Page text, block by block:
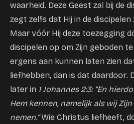
waarheid. Deze Geest zal bij de
zegt zelfs dat Hij in de discipelen
Maar vóór Hij deze toezegging
discipelen op om Zijn geboden
ergens aan kunnen laten zien
liefhebben, dan is dat daardoor.
later in 1 Johannes 2:3: “En
Hem kennen, namelijk als wij
nemen.”Wie Christus liefheeft,